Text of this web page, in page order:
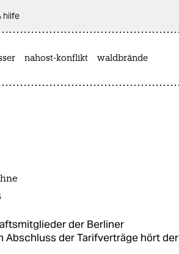
hilfe
nahost-konflikt waldbrände
der Berliner
Abschluss der Tarifverträge hört der